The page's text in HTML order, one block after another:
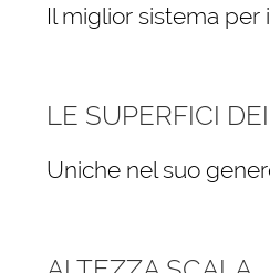
Il miglior sistema per
LE SUPERFICI
Uniche nel suo